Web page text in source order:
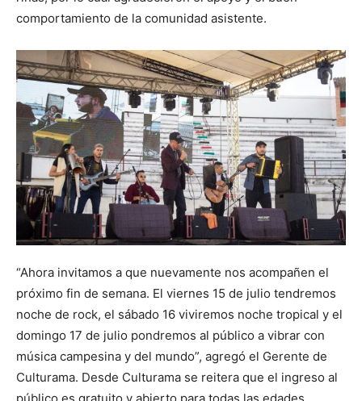
comportamiento de la comunidad asistente.
“Ahora invitamos a que nuevamente nos acompañen el
próximo fin de semana. El viernes 15 de julio tendremos
noche de rock, el sábado 16 viviremos noche tropical y el
domingo 17 de julio pondremos al público a vibrar con
música campesina y del mundo”, agregó el Gerente de
Culturama. Desde Culturama se reitera que el ingreso al